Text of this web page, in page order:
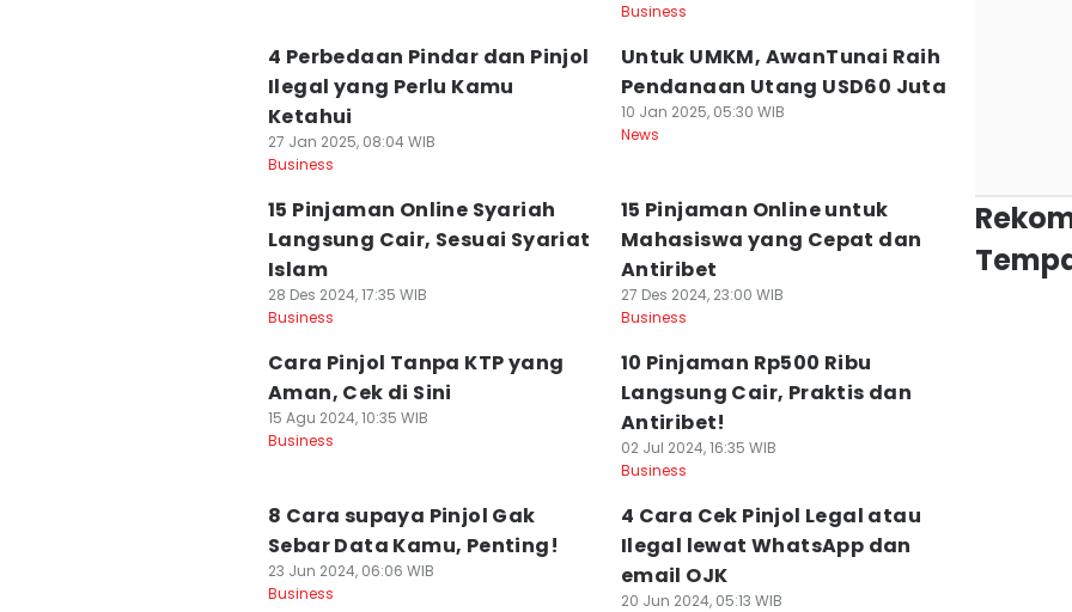
Business
4 Perbedaan Pindar dan Pinjol
Ilegal yang Perlu Kamu
Ketahui
27 Jan 2025, 08:04 WIB
Business
Untuk UMKM, AwanTunai Raih
Pendanaan Utang USD60 Juta
10 Jan 2025, 05:30 WIB
News
15 Pinjaman Online Syariah
Langsung Cair, Sesuai Syariat
Islam
28 Des 2024, 17:35 WIB
Business
15 Pinjaman Online untuk
Mahasiswa yang Cepat dan
Antiribet
27 Des 2024, 23:00 WIB
Business
Cara Pinjol Tanpa KTP yang
Aman, Cek di Sini
15 Agu 2024, 10:35 WIB
Business
10 Pinjaman Rp500 Ribu
Langsung Cair, Praktis dan
Antiribet!
02 Jul 2024, 16:35 WIB
Business
8 Cara supaya Pinjol Gak
Sebar Data Kamu, Penting!
23 Jun 2024, 06:06 WIB
Business
4 Cara Cek Pinjol Legal atau
Ilegal lewat WhatsApp dan
email OJK
20 Jun 2024, 05:13 WIB